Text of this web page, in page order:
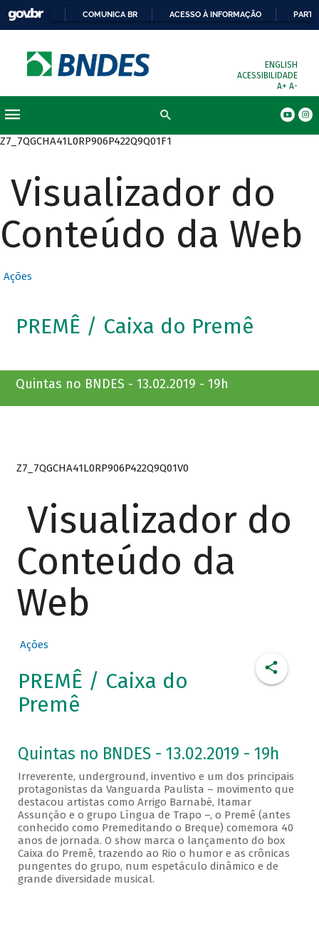
COMUNICA BR ACESSO À INFORMAÇÃO
ENGLISH
ACESSIBILIDADE
A+ A-
Z7_7QGCHA41L0RP906P422Q9Q01F1
Visualizador do
Conteúdo da Web
Ações
PREMÊ / Caixa do Premê
Quintas no BNDES - 13.02.2019 - 19h
Z7_7QGCHA41L0RP906P422Q9Q01V0
Visualizador do
Conteúdo da
Web
Ações
PREMÊ / Caixa do
Premê
Quintas no BNDES - 13.02.2019 - 19h
Irreverente, underground, inventivo e um dos principais
protagonistas da Vanguarda Paulista – movimento que
destacou artistas como Arrigo Barnabé, Itamar
Assunção e o grupo Língua de Trapo –, o Premê (antes
conhecido como Premeditando o Breque) comemora 40
anos de jornada. O show marca o lançamento do box
Caixa do Premê, trazendo ao Rio o humor e as crônicas
pungentes do grupo, num espetáculo dinâmico e de
grande diversidade musical.